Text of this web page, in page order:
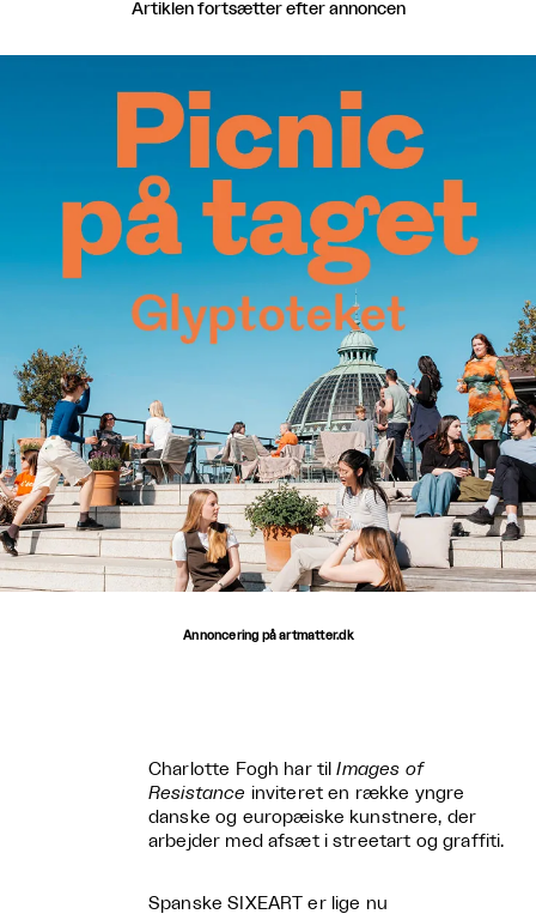
Artiklen fortsætter efter annoncen
Annoncering på artmatter.dk
Charlotte Fogh har tilImages of
Resistance inviteret en række yngre
danske og europæiske kunstnere, der
arbejder med afsæt i streetart og graffiti.
Spanske SIXEART er lige nu